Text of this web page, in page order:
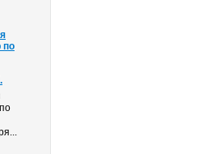
по